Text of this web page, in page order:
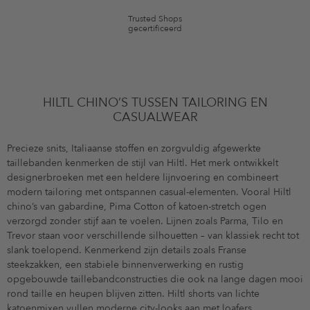
Trusted Shops
gecertificeerd
HILTL CHINO’S TUSSEN TAILORING EN
CASUALWEAR
Precieze snits, Italiaanse stoffen en zorgvuldig afgewerkte
taillebanden kenmerken de stijl van Hiltl. Het merk ontwikkelt
designerbroeken met een heldere lijnvoering en combineert
modern tailoring met ontspannen casual-elementen. Vooral Hiltl
chino’s van gabardine, Pima Cotton of katoen-stretch ogen
verzorgd zonder stijf aan te voelen. Lijnen zoals Parma, Tilo en
Trevor staan voor verschillende silhouetten – van klassiek recht tot
slank toelopend. Kenmerkend zijn details zoals Franse
steekzakken, een stabiele binnenverwerking en rustig
opgebouwde taillebandconstructies die ook na lange dagen mooi
rond taille en heupen blijven zitten. Hiltl shorts van lichte